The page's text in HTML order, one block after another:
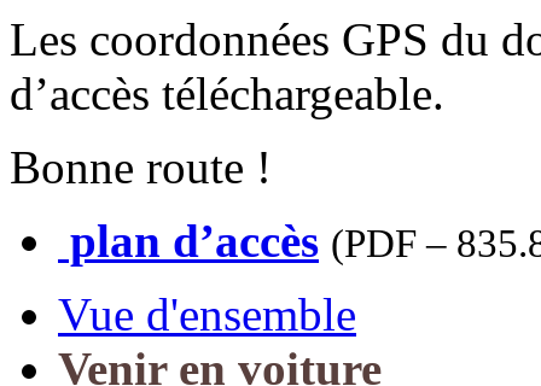
Les coordonnées GPS du
d’accès téléchargeable.
Bonne route !
plan d’accès (PDF –
Vue d'ensemble
Venir en voiture